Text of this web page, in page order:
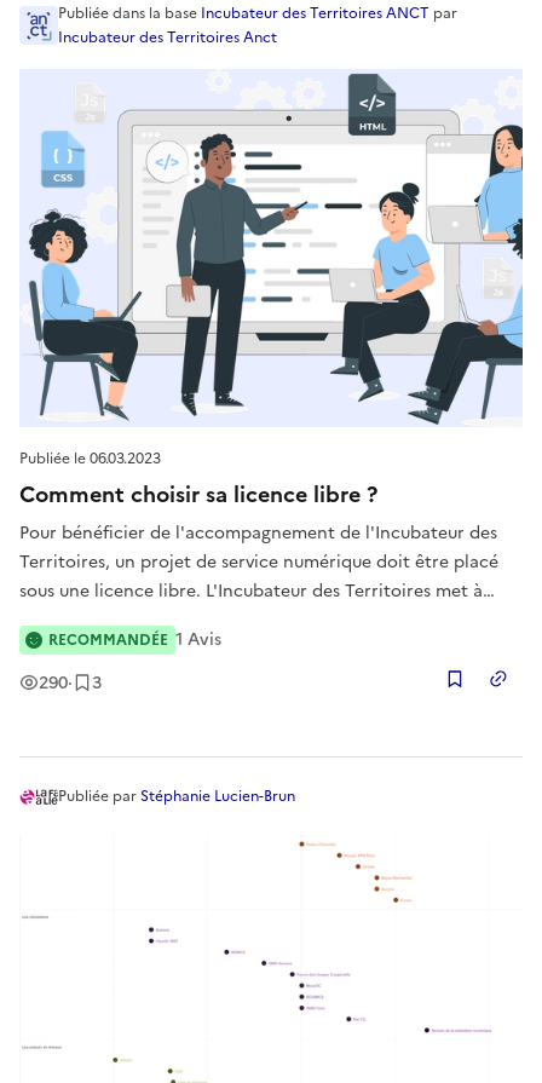
Publiée le06.03.2023
Comment choisir sa licence libre ?
Pour bénéficier de l'accompagnement de l'Incubateur des
Territoires, un projet de service numérique doit être placé
sous une licence libre. L'Incubateur des Territoires met à
disposition un outil simple permettant de guider les
producteurs de logiciels libres ou contributeurs (collectivités,
admin
290Vues
· 3Enregistrement
RECOMMANDÉE 1 Avis
Publiéedans la base Incubateur des Territoires ANCT par
Incubateur des Territoires Anct
Publiée par Stéphanie Lucien-Brun